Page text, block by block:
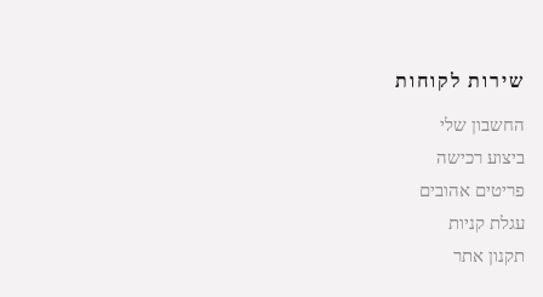
שירות לקוחות
החשבון שלי
ביצוע רכישה
פריטים אהובים
עגלת קניות
תקנון אתר